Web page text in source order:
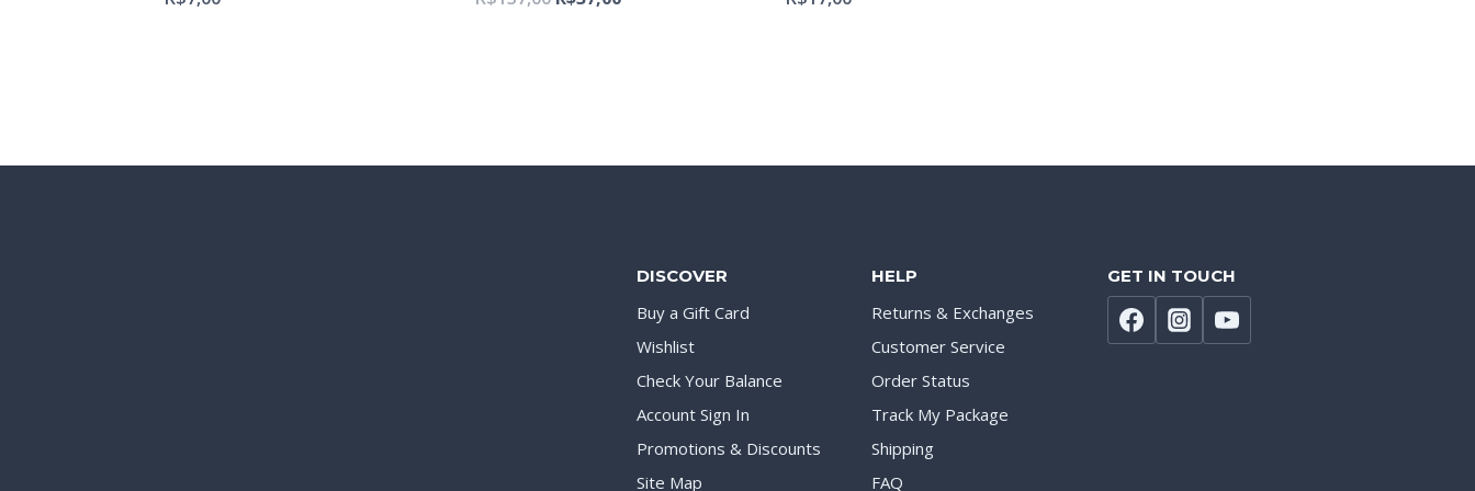
DISCOVER
Buy a Gift Card
Wishlist
Check Your Balance
Account Sign In
Promotions & Discounts
Site Map
HELP
Returns & Exchanges
Customer Service
Order Status
Track My Package
Shipping
FAQ
GET IN TOUCH